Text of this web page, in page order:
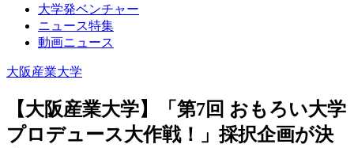
大学発ベンチャー
ニュース特集
動画ニュース
大阪産業大学
【大阪産業大学】「第7回 おもろい大学
プロデュース大作戦！」採択企画が決